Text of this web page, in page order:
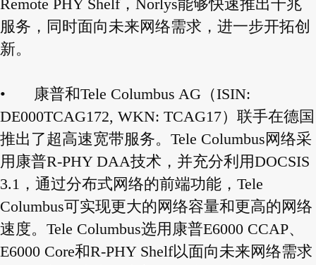
Remote PHY Shelf，Norlys能够快速推出千兆
服务，同时面向未来网络需求，进一步开拓创
新。
•
康普和Tele Columbus AG（ISIN:
DE000TCAG172, WKN: TCAG17）联手在德国
推出了超高速宽带服务。Tele Columbus网络采
用康普R-PHY DAA技术，并充分利用DOCSIS
3.1，通过分布式网络的前端功能，Tele
Columbus可实现更大的网络容量和更高的网络
速度。Tele Columbus选用康普E6000 CCAP、
E6000 Core和R-PHY Shelf以面向未来网络需求